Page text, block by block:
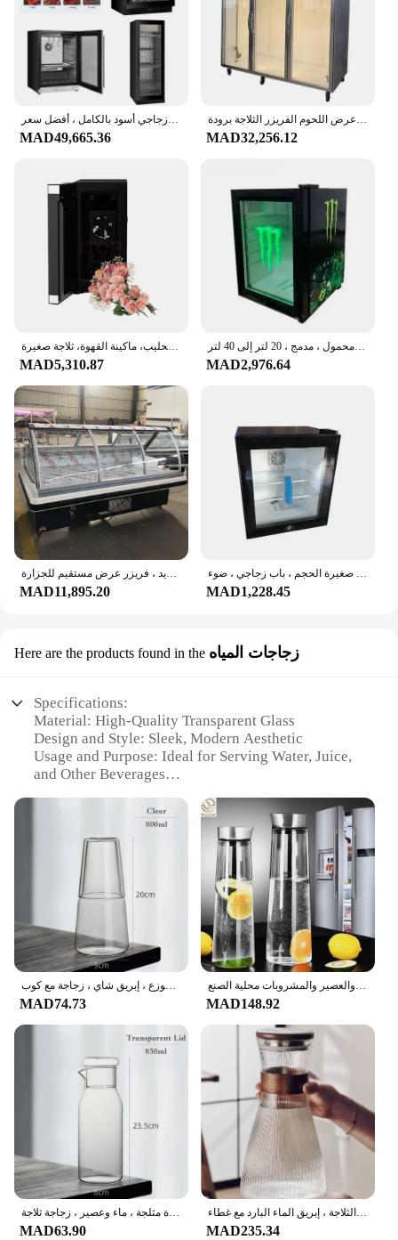
ثلاجة بالشيخوخة الجافة للبار الرطب ، ثلاجة بعمر جاف ، آلة تجفيف ، باب زجاجي أسود بالكامل ، أفضل سعر
MAD49,665.36
حار بيع رخيصة مخصصة متجر الجزار باب زجاجي تجاري معلق عرض اللحوم الفريزر الثلاجة برودة
MAD32,256.12
ثلاجة طاولة القهوة الصغيرة، ثلاجة زجاجية أمامية صغيرة، مبرد الحليب، ماكينة القهوة، ثلاجة صغيرة
MAD5,310.87
مبرد صغير للثلاجة التجارية ، ثلاجة صغيرة للمشروبات الباردة والنبيذ الطاقة ، سوبر ماركت رخيص ، زجاج ، أسود ، محمول ، مدمج ، 20 لتر إلى 40 لتر
MAD2,976.64
باب زجاجي للحوم الطازجة في السوبر ماركت ، عرض للتبريد ، فريزر عرض مستقيم للجزارة
MAD11,895.20
ثلاجة صغيرة الحجم صغيرة الحجم ، باب زجاجي ، ضوء LED ، عرض المشروبات ، تبريد صامت ، مشروبات ، 30 لتر
MAD1,228.45
Here are the products found in the زجاجات المياه
Specifications:
Material: High-Quality Transparent Glass
Design and Style: Sleek, Modern Aesthetic
Usage and Purpose: Ideal for Serving Water, Juice,
and Other Beverages
Shape or Size or Weight or Quantity: Available in
Various Sizes and Quantities
Applicable People: Suitable for Individuals,
Families, and Commercial Establishments
Features:
|Wholesale|Vendors|
**Elegant and Functional Design**
The براد زجاج شفاف is not just a vessel for holding
liquid; it's a statement piece that enhances the
dining experience. The glass's transparent nature
allows the contents to be the star, making it perfect
for showcasing the clarity and color of your favorite
beverages. The modern design ensures that it
complements any table setting, whether it's for a
casual meal or a formal gathering.
**Versatile and Practical**
These glasses are versatile, suitable for a range of
occasions. Whether you're hosting a dinner party,
serving drinks at a wedding, or simply enjoying a
meal at home, these glasses are up to the task. Their
برطمان زجاجي شفاف مقاوم للحرارة للحليب ، قهوة مثلجة ، برطمانات عصير ماء ، إبريق ثلاجة موزع ، إبريق شاي ، زجاجة مع كوب
MAD74.73
إبريق زجاجي 1.5 لتر 52 أونصة مع غطاء للثلاجة، إبريق زجاجي للمياه الساخنة/الباردة، شرب الشاي المثلج والقهوة والعصير والمشروبات محلية الصنع
MAD148.92
جرة زجاجية شفافة مقاومة للحرارة ، إبريق فاخر ، زجاجة إبريق ، موزع برطمانات للحليب ، قهوة مثلجة ، ماء وعصير ، زجاجة ثلاجة
MAD63.90
شفافة مقاومة للحرارة الزجاج وعاء المياه ، سعة كبيرة غلاية الثلاجة ، إبريق الماء البارد مع غطاء
MAD235.34